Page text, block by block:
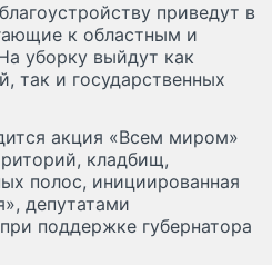
приведут в
к областным и
уборку выйдут как
так и государственных
акция «Всем миром»
кладбищ,
полос, инициированная
депутатами
поддержке губернатора